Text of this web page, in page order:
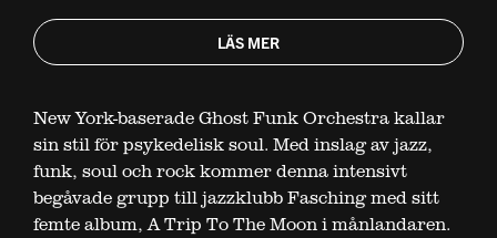
LÄS MER
New York-baserade Ghost Funk Orchestra kallar
sin stil för psykedelisk soul. Med inslag av jazz,
funk, soul och rock kommer denna intensivt
begåvade grupp till jazzklubb Fasching med sitt
femte album, A Trip To The Moon i månlandaren.